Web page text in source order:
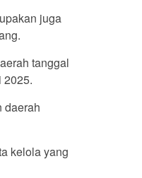
juga
tanggal
2025.
daerah
kelola yang